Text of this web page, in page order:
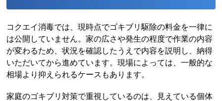
コクエイ消毒では、現時点でゴキブリ駆除の料金を一律に
は公開していません。家の広さや発生の程度で作業の内容
が変わるため、状況を確認したうえで内容を説明し、納得
いただいてから進めています。現場によっては、一般的な
相場より抑えられるケースもあります。
家庭のゴキブリ対策で重視しているのは、見えている個体